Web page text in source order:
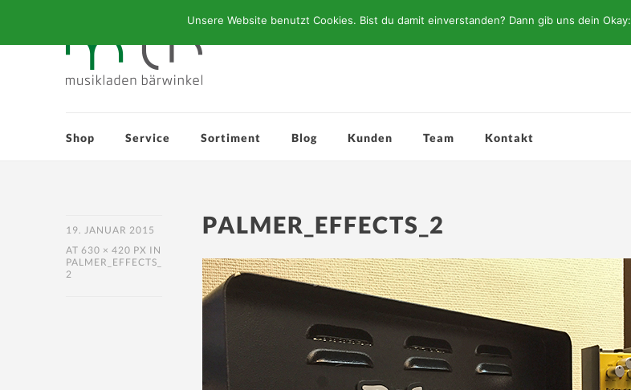
Shop Service Sortiment Blog Kunden Team Kontakt
19. JANUAR 2015
AT 630 × 420 PX IN
PALMER_EFFECTS_
2
PALMER_EFFECTS_2
Unsere Website benutzt Cookies. Bist du damit einverstanden? Dann gib uns dein Okay: